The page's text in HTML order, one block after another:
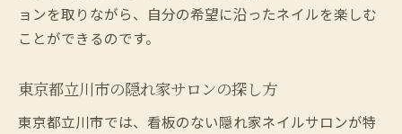
ョンを取りながら、自分の希望に沿ったネイルを楽しむ
ことができるのです。
東京都立川市の隠れ家サロンの探し方
東京都立川市では、看板のない隠れ家ネイルサロンが特